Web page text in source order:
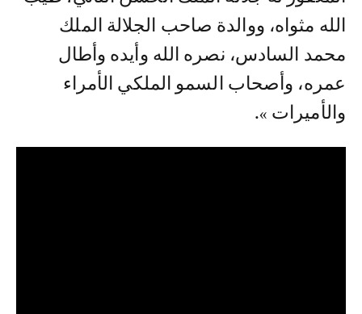
الله مثواه، ووالدة صاحب الجلالة الملك
محمد السادس، نصره الله وأيده وأطال
عمره، وأصحاب السمو الملكي الأمراء
والأميرات ».